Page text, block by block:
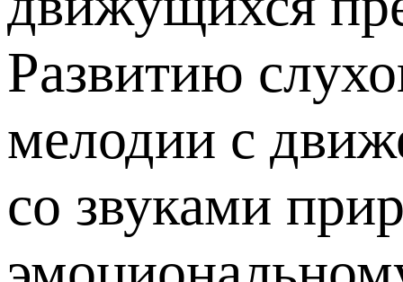
Развитию
мелодии с
со звуками